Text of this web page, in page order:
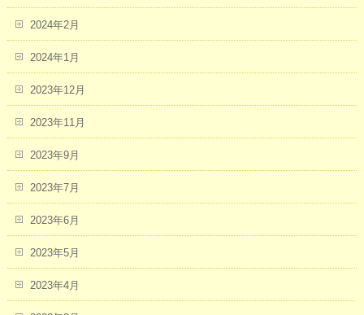
2024年2月
2024年1月
2023年12月
2023年11月
2023年9月
2023年7月
2023年6月
2023年5月
2023年4月